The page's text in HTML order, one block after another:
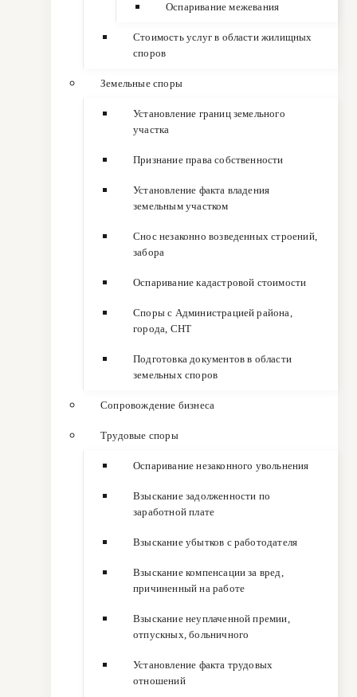
Оспаривание межевания
Стоимость услуг в области жилищных
споров
Земельные споры
Установление границ земельного
участка
Признание права собственности
Установление факта владения
земельным участком
Снос незаконно возведенных строений,
забора
Оспаривание кадастровой стоимости
Споры с Администрацией района,
города, СНТ
Подготовка документов в области
земельных споров
Сопровождение бизнеса
Трудовые споры
Оспаривание незаконного увольнения
Взыскание задолженности по
заработной плате
Взыскание убытков с работодателя
Взыскание компенсации за вред,
причиненный на работе
Взыскание неуплаченной премии,
отпускных, больничного
Установление факта трудовых
отношений